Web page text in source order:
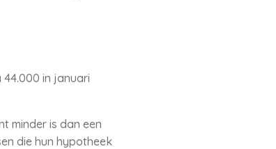
in januari
minder is dan een
die hun hypotheek